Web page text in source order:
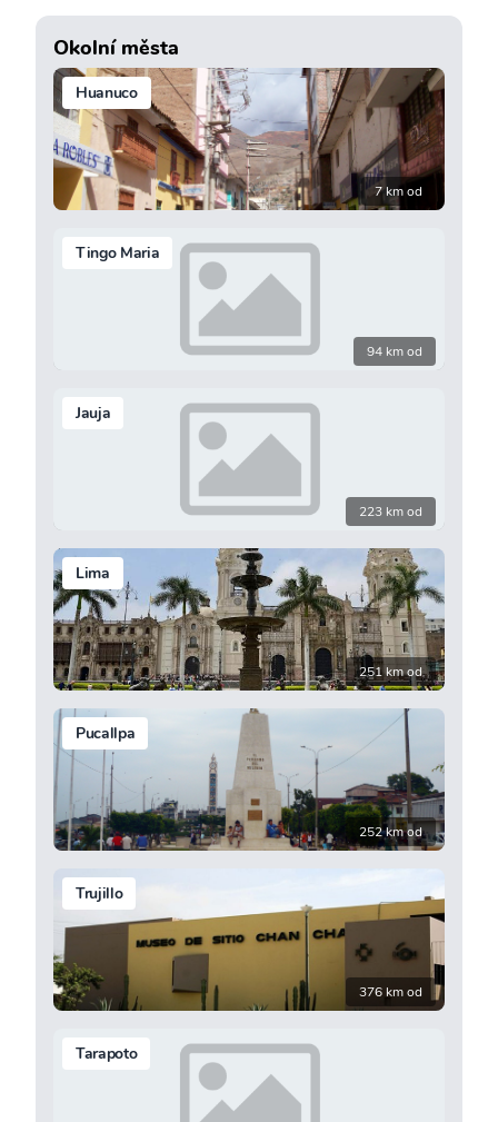
Okolní města
Huanuco
7 km od
Tingo Maria
94 km od
Jauja
223 km od
Lima
251 km od
Pucallpa
252 km od
Trujillo
376 km od
Tarapoto